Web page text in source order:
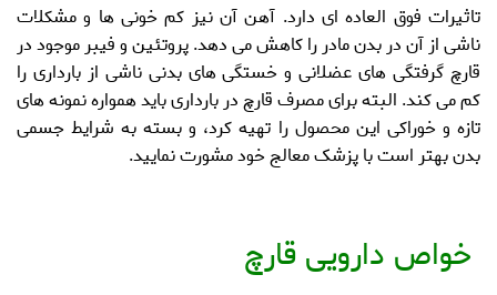
تاثیرات فوق العاده ای دارد. آهن آن نیز کم خونی ها و مشکلات
ناشی از آن در بدن مادر را کاهش می دهد. پروتئین و فیبر موجود در
قارچ گرفتگی های عضلانی و خستگی های بدنی ناشی از بارداری را
کم می کند. البته برایمصرف قارچ در بارداریباید همواره نمونه های
تازه و خوراکی این محصول را تهیه کرد، و بسته به شرایط جسمی
بدن بهتر است با پزشک معالج خود مشورت نمایید.
خواص دارویی قارچ